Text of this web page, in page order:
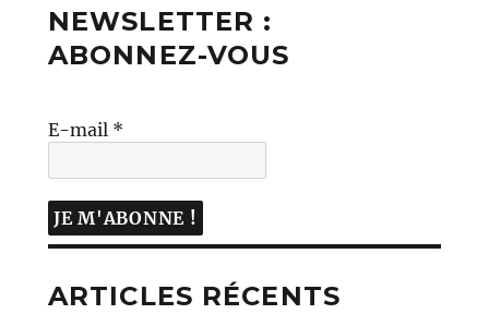
NEWSLETTER :
ABONNEZ-VOUS
E-mail *
ARTICLES RÉCENTS